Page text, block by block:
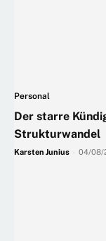
Personal
Der starre
Strukturwandel
Karsten Junius 04/08/